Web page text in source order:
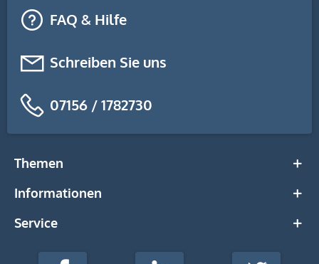
FAQ & Hilfe
Schreiben Sie uns
07156 / 1782730
Themen
Informationen
Service
stempel-